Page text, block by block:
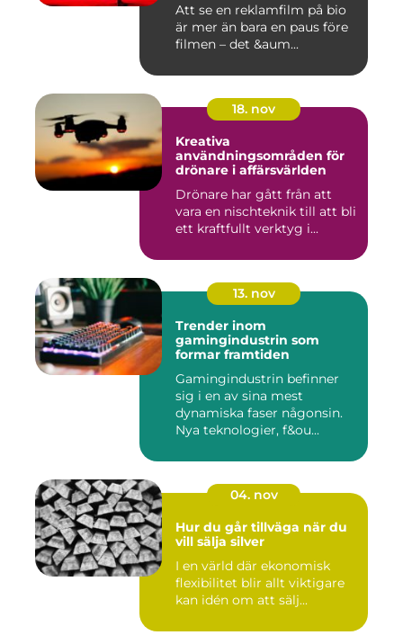
Att se en reklamfilm på bio
är mer än bara en paus före
filmen – det &aum...
18. nov
Kreativa
användningsområden för
drönare i affärsvärlden
Drönare har gått från att
vara en nischteknik till att bli
ett kraftfullt verktyg i...
13. nov
Trender inom
gamingindustrin som
formar framtiden
Gamingindustrin befinner
sig i en av sina mest
dynamiska faser någonsin.
Nya teknologier, f&ou...
04. nov
Hur du går tillväga när du
vill sälja silver
I en värld där ekonomisk
flexibilitet blir allt viktigare
kan idén om att sälj...